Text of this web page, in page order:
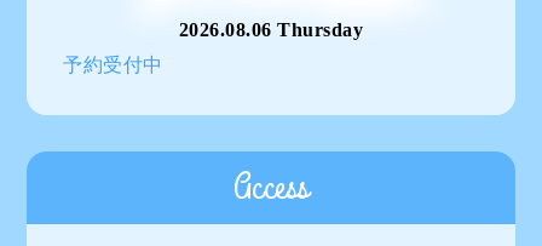
2026.08.06 Thursday
予約受付中
Access